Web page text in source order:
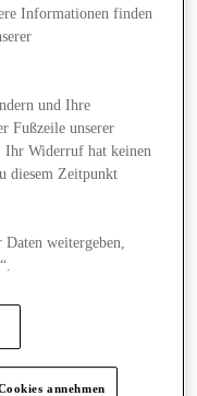
Informationen finden
und Ihre
Fußzeile unserer
Ihr Widerruf hat keinen
diesem Zeitpunkt
weitergeben,
annehmen